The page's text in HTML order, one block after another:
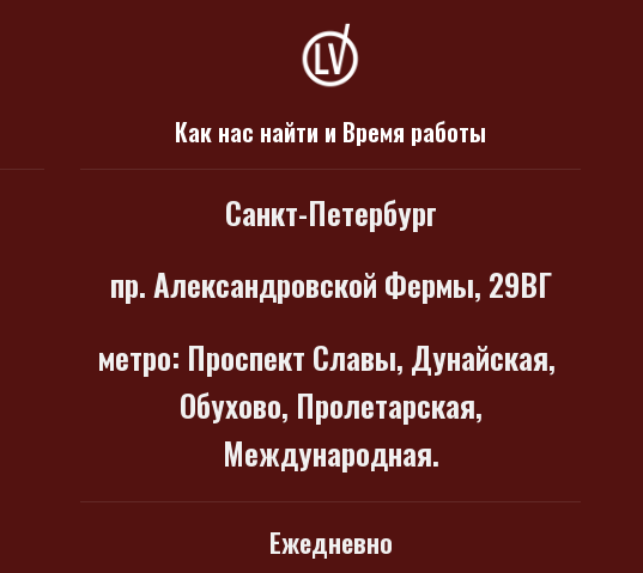
Как нас найти и Время работы
Санкт-Петербург
пр. Александровской Фермы, 29ВГ
метро: Проспект Славы, Дунайская,
Обухово, Пролетарская,
Международная.
Ежедневно